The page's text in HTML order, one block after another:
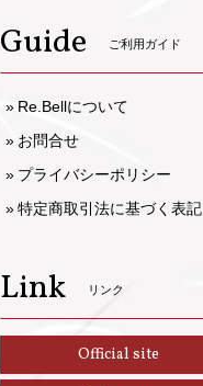
Guide ご利用ガイド
Re.Bellについて
お問合せ
プライバシーポリシー
特定商取引法に基づく表記
Link リンク
Official site